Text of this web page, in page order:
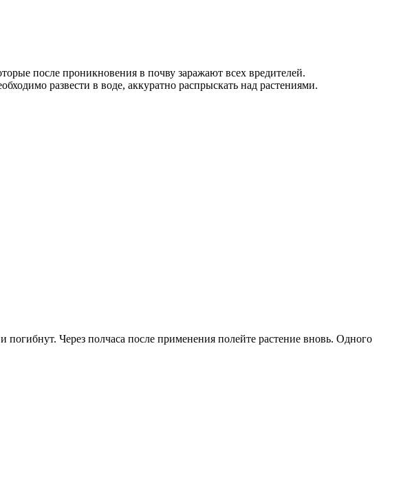
после проникновения в почву заражают всех вредителей.
развести в воде, аккуратно распрыскать над растениями.
Через полчаса после применения полейте растение вновь. Одного